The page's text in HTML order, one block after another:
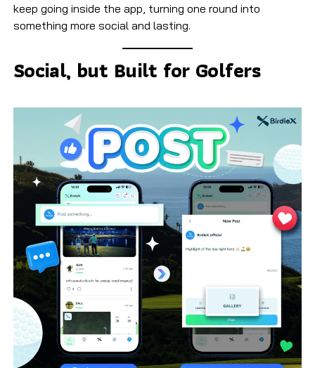
keep going inside the app, turning one round into
something more social and lasting.
Social, but Built for Golfers